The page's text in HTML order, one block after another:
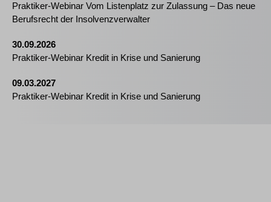
Praktiker-Webinar Vom Listenplatz zur Zulassung – Das neue
Berufsrecht der Insolvenzverwalter
30.09.2026
Praktiker-Webinar Kredit in Krise und Sanierung
09.03.2027
Praktiker-Webinar Kredit in Krise und Sanierung